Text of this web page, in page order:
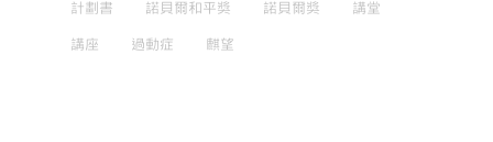
計劃書 諾貝爾和平獎 諾貝爾獎 講堂
講座 過動症 麒望